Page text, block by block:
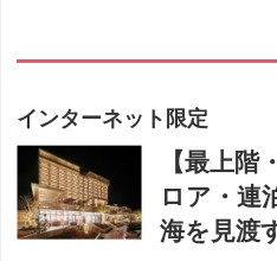
インターネット限定
【最上
ロア・連
海を見渡